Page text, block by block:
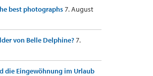
best photographs7. August
von Belle Delphine?7.
die Eingewöhnung im Urlaub